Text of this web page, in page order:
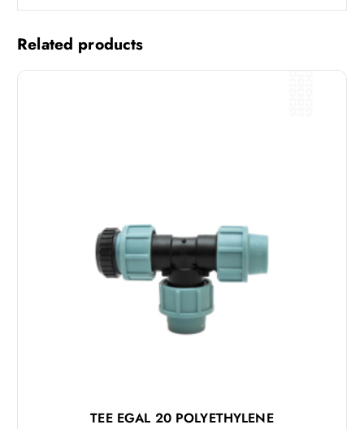
Related products
TEE EGAL 20 POLYETHYLENE